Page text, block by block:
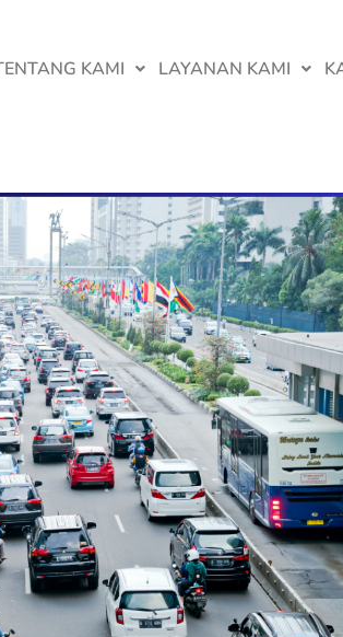
KAMI LAYANAN KAMI